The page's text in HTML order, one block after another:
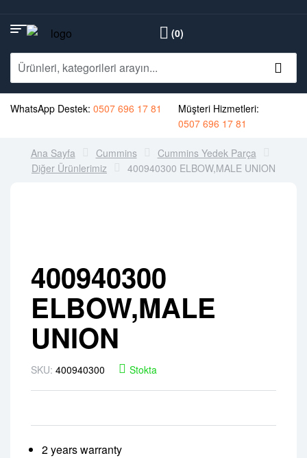
(0)
WhatsApp Destek: 0507 696 17 81
Müşteri Hizmetleri:
0507 696 17 81
Ana Sayfa Cummins
Cummins Yedek Parça
Diğer Ürünlerimiz
400940300 ELBOW,MALE UNION
400940300
ELBOW,MALE
UNION
SKU: 400940300 Stokta
2 years warranty